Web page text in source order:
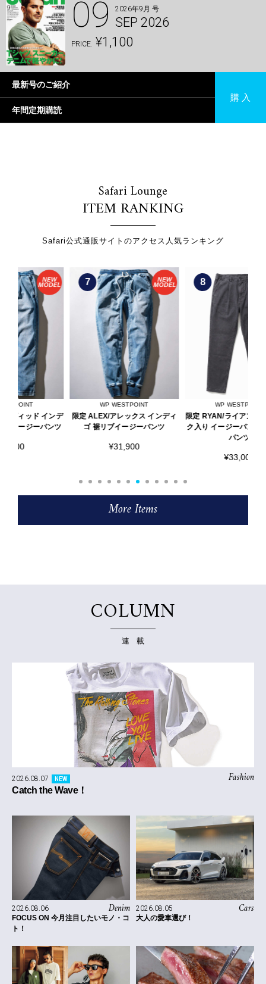
09 2026年9月 号
SEP 2026
PRICE. ¥1,100
最新号のご紹介
年間定期購読
購 入
Safari Lounge
ITEM RANKING
Safari公式通販サイトのアクセス人気ランキング
7
限定 ALEX/アレックス インディ
ゴ 裾リブイージーパンツ
8
限定 RYAN/ライアン ツイル タッ
ク入り イージーパンツ イージー
More Items
COLUMN
連 載
Fashion
2026.08.07 NEW
Catch the Wave！
Denim
2026.08.06
FOCUS ON 今月注目したいモノ・コ
ト！
Cars
2026.08.05
大人の愛車選び！